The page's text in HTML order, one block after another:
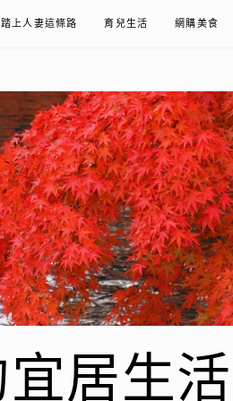
踏上人妻這條路 育兒生活 網購美食
居生